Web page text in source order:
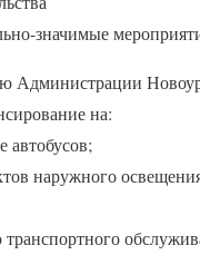
значимые
Администрации
на:
наружного